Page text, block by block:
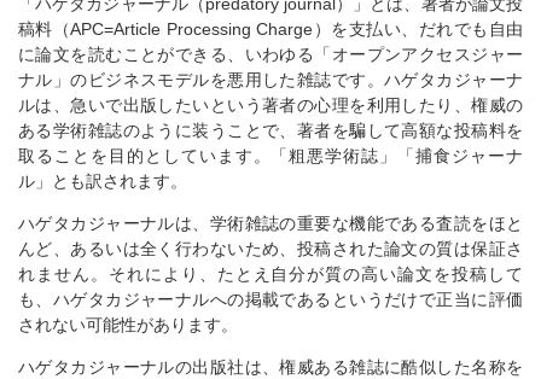
「ハゲタカジャーナル（predatory journal）」とは、著者が論文投
稿料（APC=Article Processing Charge）を支払い、だれでも自由
に論文を読むことができる、いわゆる「オープンアクセスジャー
ナル」のビジネスモデルを悪用した雑誌です。ハゲタカジャーナ
ルは、急いで出版したいという著者の心理を利用したり、権威の
ある学術雑誌のように装うことで、著者を騙して高額な投稿料を
取ることを目的としています。「粗悪学術誌」「捕食ジャーナ
ル」とも訳されます。
ハゲタカジャーナルは、学術雑誌の重要な機能である査読をほと
んど、あるいは全く行わないため、投稿された論文の質は保証さ
れません。それにより、たとえ自分が質の高い論文を投稿して
も、ハゲタカジャーナルへの掲載であるというだけで正当に評価
されない可能性があります。
ハゲタカジャーナルの出版社は、権威ある雑誌に酷似した名称を